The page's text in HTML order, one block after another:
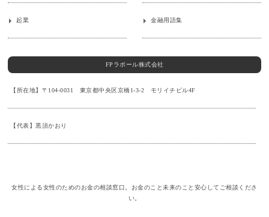
起業 金融用語集
FPラポール株式会社
【所在地】〒104-0031 東京都中央区京橋1-3-2 モリイチビル4F
【代表】黒須かおり
女性による女性のためのお金の相談窓口。お金のこと未来のこと安心してご相談くださ
い。